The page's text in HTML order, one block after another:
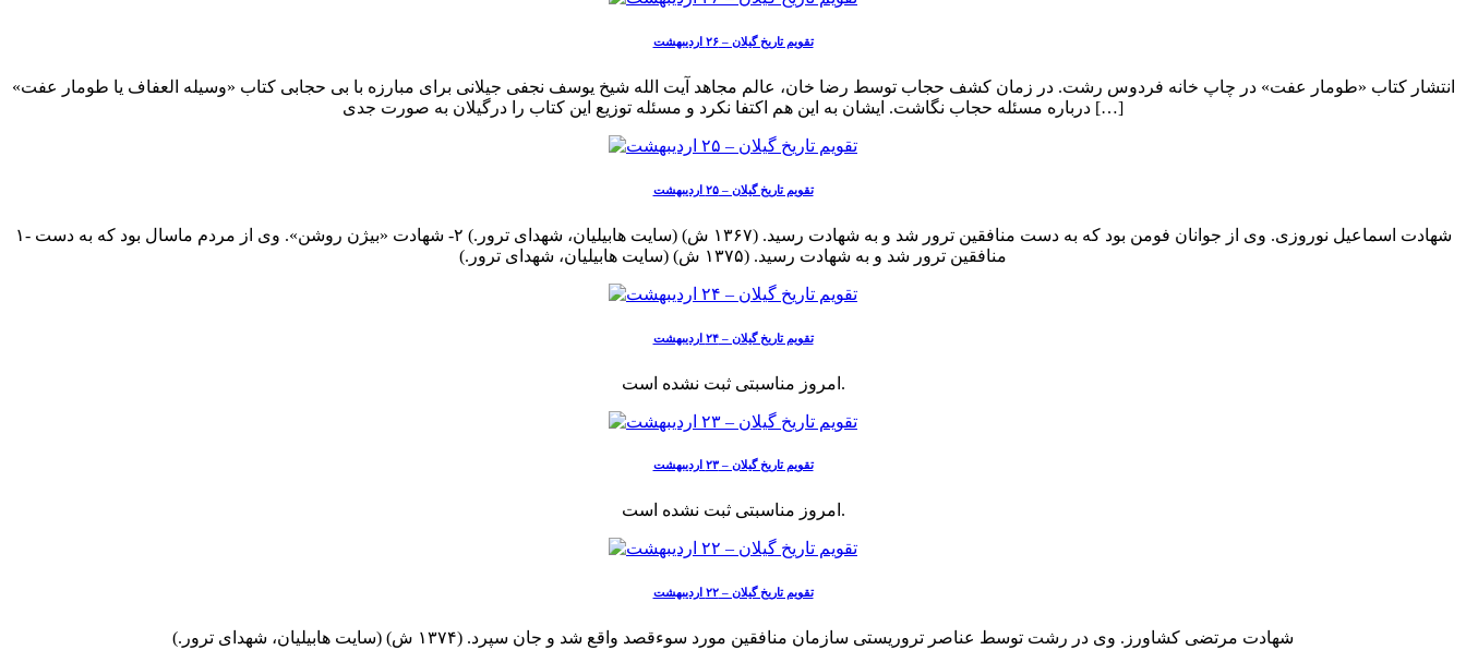
تقویم تاریخ گیلان – ۲۶ اردیبهشت
انتشار کتاب «طومار عفت» در چاپ خانه فردوس رشت. در زمان کشف حجاب توسط رضا خان، عالم مجاهد آیت الله شیخ یوسف نجفی جیلانی برای مبارزه با بی حجابی کتاب «وسیله العفاف یا طومار عفت»
درباره مسئله حجاب نگاشت. ایشان به این هم اکتفا نکرد و مسئله توزیع این کتاب را درگیلان به صورت جدی […]
تقویم تاریخ گیلان – ۲۵ اردیبهشت
۱- شهادت اسماعیل نوروزی. وی از جوانان فومن بود که به دست منافقین ترور شد و به شهادت رسید. (۱۳۶۷ ش) (سایت هابیلیان، شهدای ترور.) ۲- شهادت «بیژن روشن». وی از مردم ماسال بود که به دست
منافقین ترور شد و به شهادت رسید. (۱۳۷۵ ش) (سایت هابیلیان، شهدای ترور.)
تقویم تاریخ گیلان – ۲۴ اردیبهشت
امروز مناسبتی ثبت نشده است.
تقویم تاریخ گیلان – ۲۳ اردیبهشت
امروز مناسبتی ثبت نشده است.
تقویم تاریخ گیلان – ۲۲ اردیبهشت
شهادت مرتضی کشاورز. وی در رشت توسط عناصر تروریستی سازمان منافقین مورد سوءقصد واقع شد و جان سپرد. (۱۳۷۴ ش) (سایت هابیلیان، شهدای ترور.)